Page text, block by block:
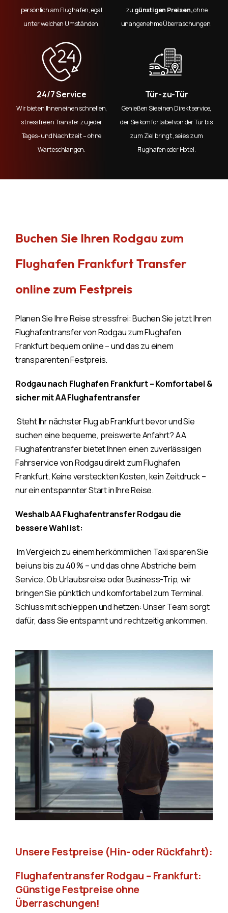
persönlich am Flughafen, egal
unter welchen Umständen.
zu günstigen Preisen,ohne
unangenehme Überraschungen.
24/7 Service
Wir bieten Ihnen einen schnellen,
stressfreien Transfer zu jeder
Tages- und Nachtzeit – ohne
Warteschlangen.
Tür-zu-Tür
Genießen Sie einen Direktservice,
der Sie komfortabel von der Tür bis
zum Ziel bringt, sei es zum
Flughafen oder Hotel.
Buchen Sie Ihren Rodgau zum
Flughafen Frankfurt Transfer
online zum Festpreis
Planen Sie Ihre Reise stressfrei: Buchen Sie jetzt Ihren
Flughafentransfer von Rodgau zum Flughafen
Frankfurt bequem online – und das zu einem
transparenten Festpreis.
Rodgau nach Flughafen Frankfurt – Komfortabel &
sicher mitAA Flughafentransfer
Steht Ihr nächster Flug ab Frankfurt bevor und Sie
suchen eine bequeme, preiswerte Anfahrt? AA
Flughafentransfer bietet Ihnen einen zuverlässigen
Fahrservice von Rodgau direkt zum Flughafen
Frankfurt. Keine versteckten Kosten, kein Zeitdruck –
nur ein entspannter Start in Ihre Reise.
Weshalb AA Flughafentransfer Rodgau die
bessere Wahl ist:
Im Vergleich zu einem herkömmlichen Taxi sparen Sie
bei uns bis zu 40 % – und das ohne Abstriche beim
Service. Ob Urlaubsreise oder Business-Trip, wir
bringen Sie pünktlich und komfortabel zum Terminal.
Schluss mit schleppen und hetzen: Unser Team sorgt
dafür, dass Sie entspannt und rechtzeitig ankommen.
Unsere Festpreise (Hin- oder Rückfahrt):
Flughafentransfer Rodgau – Frankfurt:
Günstige Festpreise ohne
Überraschungen!